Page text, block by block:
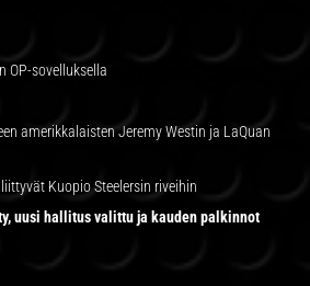
OP-sovelluksella
amerikkalaisten Jeremy Westin ja LaQuan
Kuopio Steelersin riveihin
uusi hallitus valittu ja kauden palkinnot